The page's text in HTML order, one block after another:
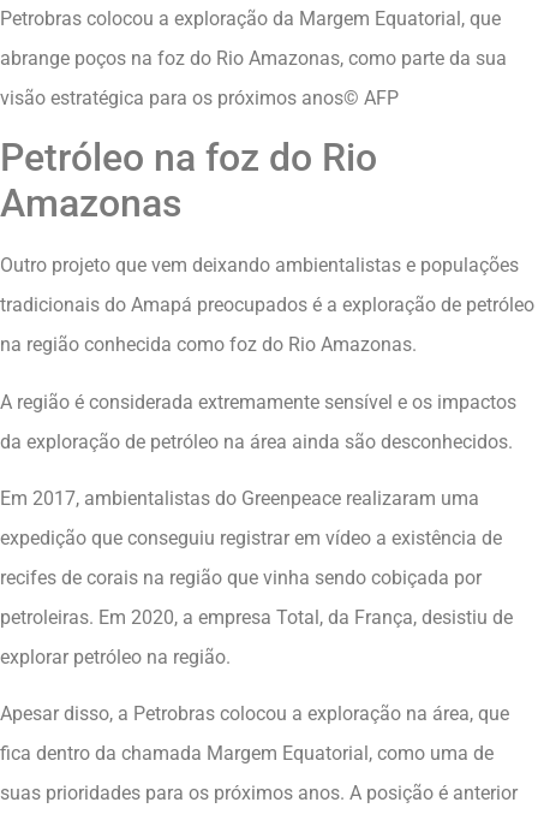
Petrobras colocou a exploração da Margem Equatorial, que
abrange poços na foz do Rio Amazonas, como parte da sua
visão estratégica para os próximos anos© AFP
Petróleo na foz do Rio
Amazonas
Outro projeto que vem deixando ambientalistas e populações
tradicionais do Amapá preocupados é a exploração de petróleo
na região conhecida como foz do Rio Amazonas.
A região é considerada extremamente sensível e os impactos
da exploração de petróleo na área ainda são desconhecidos.
Em 2017, ambientalistas do Greenpeace realizaram uma
expedição que conseguiu registrar em vídeo a existência de
recifes de corais na região que vinha sendo cobiçada por
petroleiras. Em 2020, a empresa Total, da França, desistiu de
explorar petróleo na região.
Apesar disso, a Petrobras colocou a exploração na área, que
fica dentro da chamada Margem Equatorial, como uma de
suas prioridades para os próximos anos. A posição é anterior